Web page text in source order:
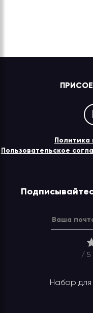
Политика
Пользовательское
/ 5
Набор для